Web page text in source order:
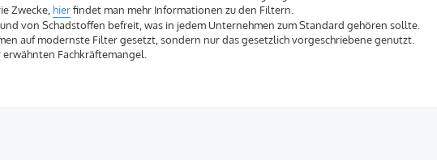
Zwecke, hierfindet man mehr Informationen zu den Filtern.
von Schadstoffen befreit, was in jedem Unternehmen zum Standard gehören sollte.
auf modernste Filter gesetzt, sondern nur das gesetzlich vorgeschriebene genutzt.
Fachkräftemangel.